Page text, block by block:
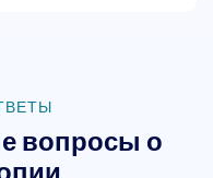
вопросы о